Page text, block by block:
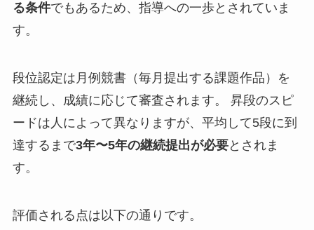
る条件でもあるため、指導への一歩とされていま
す。
段位認定は月例競書（毎月提出する課題作品）を
継続し、成績に応じて審査されます。 昇段のスピ
ードは人によって異なりますが、平均して5段に到
達するまで3年〜5年の継続提出が必要とされま
す。
評価される点は以下の通りです。